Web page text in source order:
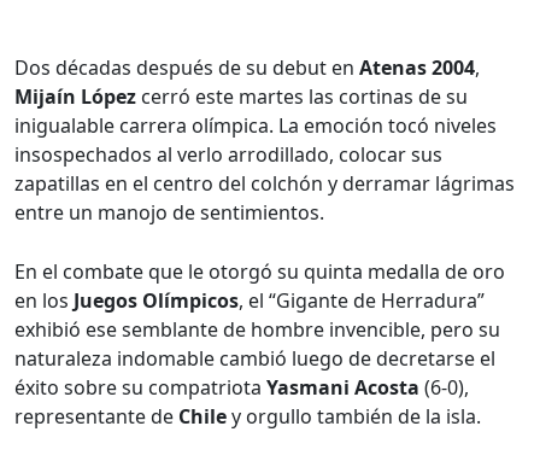
Dos décadas después de su debut en Atenas 2004,
Mijaín López cerró este martes las cortinas de su
inigualable carrera olímpica. La emoción tocó niveles
insospechados al verlo arrodillado, colocar sus
zapatillas en el centro del colchón y derramar lágrimas
entre un manojo de sentimientos.
En el combate que le otorgó su quinta medalla de oro
en los Juegos Olímpicos, el “Gigante de Herradura”
exhibió ese semblante de hombre invencible, pero su
naturaleza indomable cambió luego de decretarse el
éxito sobre su compatriota Yasmani Acosta (6-0),
representante de Chiley orgullo también de la isla.